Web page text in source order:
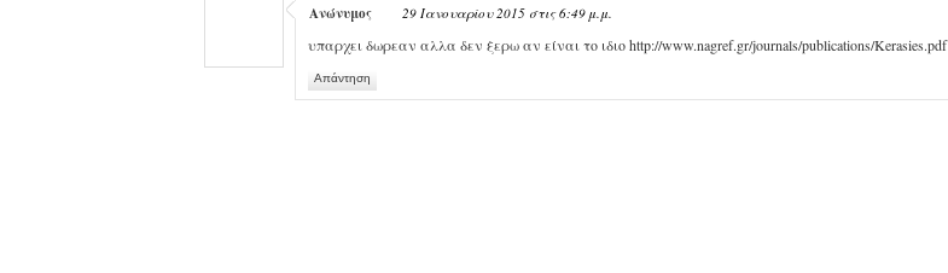
Ανώνυμος 29 Ιανουαρίου 2015 στις 6:49 μ.μ.
υπαρχει δωρεαν αλλα δεν ξερω αν είναι το ιδιο http://www.nagref.gr/journals/publications/Kerasies.pdf
Απάντηση